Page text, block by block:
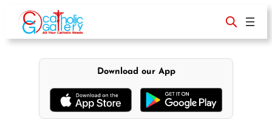
content
Download our App